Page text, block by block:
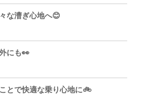
な漕ぎ心地へ😊
にも👀
とで快適な乗り心地に🚲